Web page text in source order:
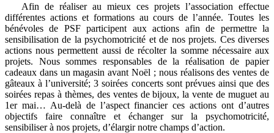
Afin de réaliser au mieux ces projets l’association effectue
différentes actions et formations au cours de l’année. Toutes les
bénévoles de PSF participent aux actions afin de permettre la
sensibilisation de la psychomotricité et de nos projets. Ces diverses
actions nous permettent aussi de récolter la somme nécessaire aux
projets. Nous sommes responsables de la réalisation de papier
cadeaux dans un magasin avant Noël ; nous réalisons des ventes de
gâteaux à l’université; 3 soirées concerts sont prévues ainsi que des
soirées repas à thèmes, des ventes de bijoux, la vente de muguet au
1er mai… Au-delà de l’aspect financier ces actions ont d’autres
objectifs faire connaître et échanger sur la psychomotricité,
sensibiliser à nos projets, d’élargir notre champs d’action.